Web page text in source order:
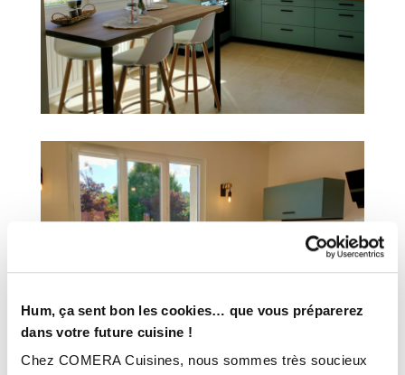
Hum, ça sent bon les cookies… que vous préparerez
dans votre future cuisine !
Chez COMERA Cuisines, nous sommes très soucieux